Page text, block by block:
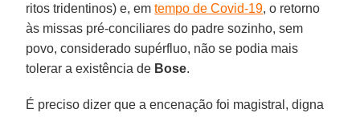
ritos tridentinos) e, emtempo de Covid-19, o retorno
às missas pré-conciliares do padre sozinho, sem
povo, considerado supérfluo, não se podia mais
tolerar a existência de Bose.
É preciso dizer que a encenação foi magistral, digna